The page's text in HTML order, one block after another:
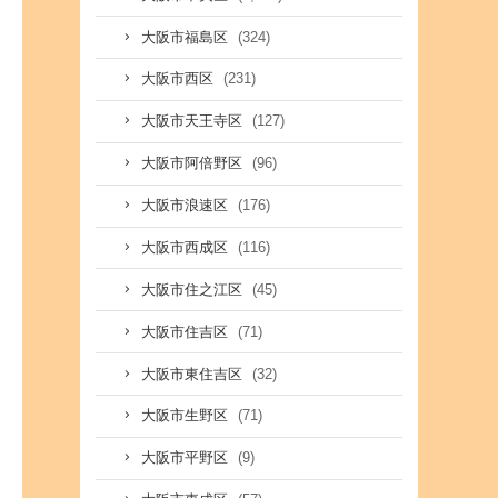
大阪市福島区 (324)
大阪市西区 (231)
大阪市天王寺区 (127)
大阪市阿倍野区 (96)
大阪市浪速区 (176)
大阪市西成区 (116)
大阪市住之江区 (45)
大阪市住吉区 (71)
大阪市東住吉区 (32)
大阪市生野区 (71)
大阪市平野区 (9)